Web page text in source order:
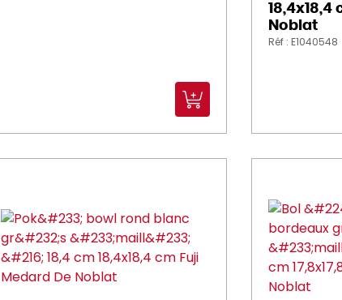
18,4x18,4
Noblat
Réf : E1040548